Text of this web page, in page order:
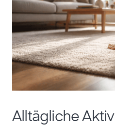
Alltägliche